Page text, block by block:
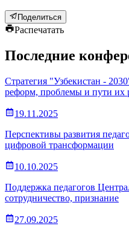
Поделиться
Распечатать
Последние
Стратегия "Узбекистан -
реформ, проблемы и пути их
19.11.2025
Перспективы развития
цифровой трансформации
10.10.2025
Поддержка педагогов
сотрудничество, признание
27.09.2025